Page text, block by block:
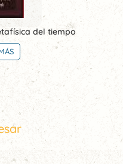
del tiempo